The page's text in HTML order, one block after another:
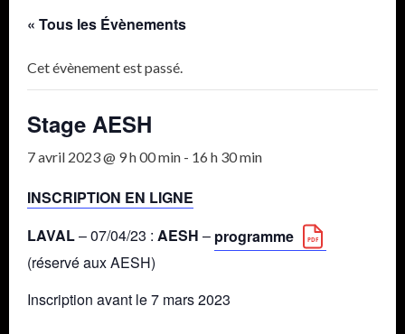
« Tous les Évènements
Cet évènement est passé.
Stage AESH
7 avril 2023 @ 9 h 00 min - 16 h 30 min
INSCRIPTION EN LIGNE
LAVAL– 07/04/23 : AESH – programme
(réservé aux AESH)
Inscription avant le 7 mars 2023